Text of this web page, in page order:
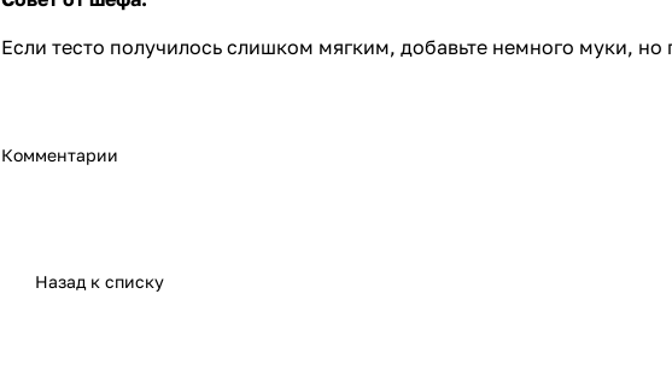
Если тесто получилось слишком мягким, добавьте немного муки,
Комментарии
Назад к списку